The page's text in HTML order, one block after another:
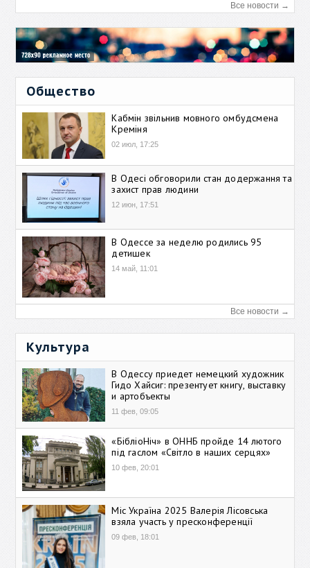
Все новости →
Общество
Кабмін звільнив мовного омбудсмена
Креміня
02 июл, 17:25
В Одесі обговорили стан додержання та
захист прав людини
12 июн, 17:51
В Одессе за неделю родились 95
детишек
14 май, 11:01
Все новости →
Культура
В Одессу приедет немецкий художник
Гидо Хайсиг: презентует книгу, выставку
и артобъекты
11 фев, 09:05
«БібліоНіч» в ОННБ пройде 14 лютого
під гаслом «Світло в наших серцях»
10 фев, 20:01
Міс Україна 2025 Валерія Лісовська
взяла участь у пресконференції
09 фев, 18:01